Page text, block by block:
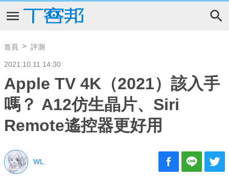
首頁 評測
2021.10.11 14:30
Apple TV 4K（2021）該入手
嗎？ A12仿生晶片、Siri
Remote遙控器更好用
WL.